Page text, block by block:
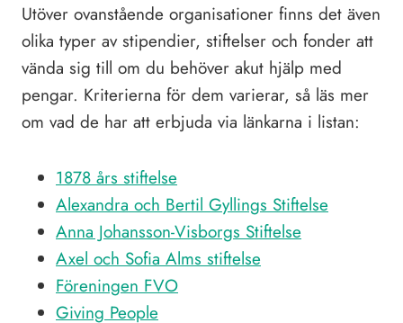
Utöver ovanstående organisationer finns det även
olika typer av stipendier, stiftelser och fonder att
vända sig till om du behöver akut hjälp med
pengar. Kriterierna för dem varierar, så läs mer
om vad de har att erbjuda via länkarna i listan:
1878 års stiftelse
Alexandra och Bertil Gyllings Stiftelse
Anna Johansson-Visborgs Stiftelse
Axel och Sofia Alms stiftelse
Föreningen FVO
Giving People